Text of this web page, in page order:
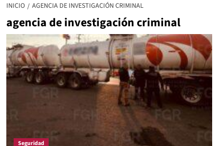
INICIO AGENCIA DE INVESTIGACIÓN CRIMINAL
agencia de investigación criminal
Seguridad